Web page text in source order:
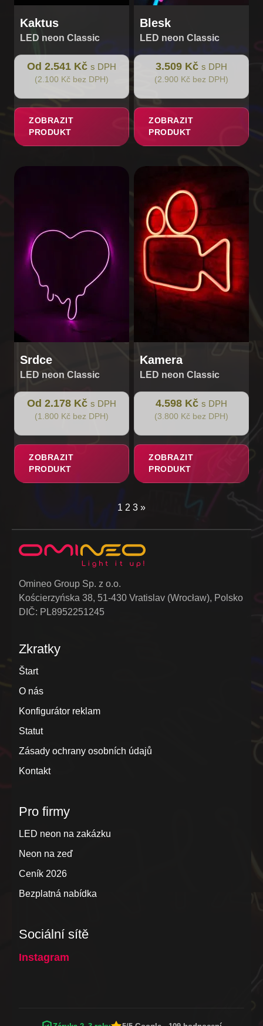
Kaktus
LED neon Classic
Od 2.541 Kč s DPH
(2.100 Kč bez DPH)
ZOBRAZIT
PRODUKT
Blesk
LED neon Classic
3.509 Kč s DPH
(2.900 Kč bez DPH)
ZOBRAZIT
PRODUKT
Srdce
LED neon Classic
Od 2.178 Kč s DPH
(1.800 Kč bez DPH)
ZOBRAZIT
PRODUKT
variant.
Možnosti
vybrat
Kamera
LED neon Classic
4.598 Kč s DPH
(3.800 Kč bez DPH)
ZOBRAZIT
PRODUKT
1 2 3 »
Omineo Group Sp. z o.o.
Kościerzyńska 38, 51-430 Vratislav (Wrocław), Polsko
DIČ: PL8952251245
Zkratky
Štart
O nás
Konfigurátor reklam
Statut
Zásady ochrany osobních údajů
Kontakt
Pro firmy
LED neon na zakázku
Neon na zeď
Ceník 2026
Bezplatná nabídka
Sociální sítě
Instagram